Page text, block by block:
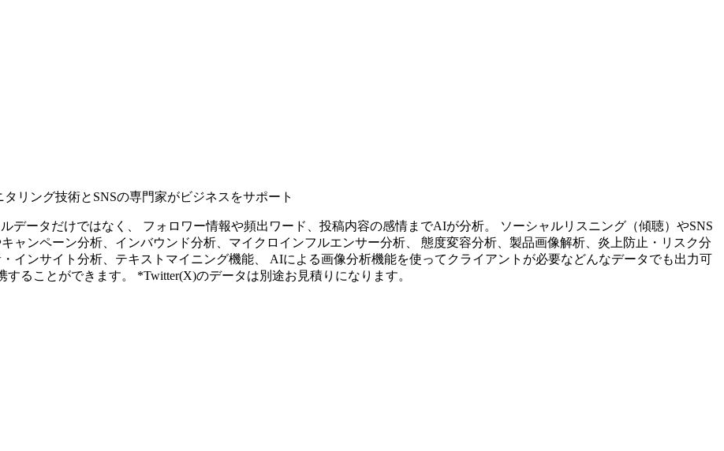
リング技術とSNSの専門家がビジネスをサポート
データだけではなく、 フォロワー情報や頻出ワード、投稿内容の感情までAIが分析。 ソーシャルリスニング（傾聴）やSNS
ャンペーン分析、インバウンド分析、マイクロインフルエンサー分析、 態度変容分析、製品画像解析、炎上防止・リスク分
インサイト分析、テキストマイニング機能、 AIによる画像分析機能を使ってクライアントが必要などんなデータでも出力可
ることができます。 *Twitter(X)のデータは別途お見積りになります。